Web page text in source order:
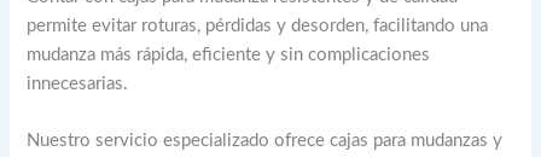
permite evitar roturas, pérdidas y desorden, facilitando una
mudanza más rápida, eficiente y sin complicaciones
innecesarias.
Nuestro servicio especializado ofrece cajas para mudanzas y